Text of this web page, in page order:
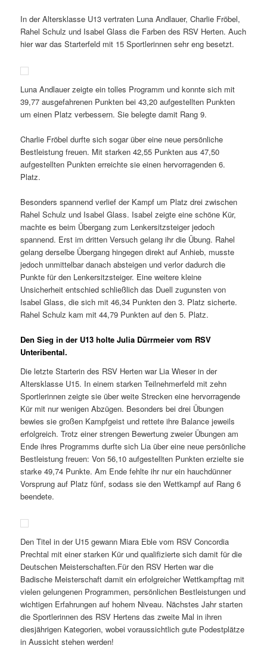
In der Altersklasse U13 vertraten Luna Andlauer, Charlie Fröbel,
Rahel Schulz und Isabel Glass die Farben des RSV Herten. Auch
hier war das Starterfeld mit 15 Sportlerinnen sehr eng besetzt.
Luna Andlauer zeigte ein tolles Programm und konnte sich mit
39,77 ausgefahrenen Punkten bei 43,20 aufgestellten Punkten
um einen Platz verbessern. Sie belegte damit Rang 9.
Charlie Fröbel durfte sich sogar über eine neue persönliche
Bestleistung freuen. Mit starken 42,55 Punkten aus 47,50
aufgestellten Punkten erreichte sie einen hervorragenden 6.
Platz.
Besonders spannend verlief der Kampf um Platz drei zwischen
Rahel Schulz und Isabel Glass. Isabel zeigte eine schöne Kür,
machte es beim Übergang zum Lenkersitzsteiger jedoch
spannend. Erst im dritten Versuch gelang ihr die Übung. Rahel
gelang derselbe Übergang hingegen direkt auf Anhieb, musste
jedoch unmittelbar danach absteigen und verlor dadurch die
Punkte für den Lenkersitzsteiger. Eine weitere kleine
Unsicherheit entschied schließlich das Duell zugunsten von
Isabel Glass, die sich mit 46,34 Punkten den 3. Platz sicherte.
Rahel Schulz kam mit 44,79 Punkten auf den 5. Platz.
Den Sieg in der U13 holte Julia Dürrmeier vom RSV
Unteribental.
Die letzte Starterin des RSV Herten war Lia Wieser in der
Altersklasse U15. In einem starken Teilnehmerfeld mit zehn
Sportlerinnen zeigte sie über weite Strecken eine hervorragende
Kür mit nur wenigen Abzügen. Besonders bei drei Übungen
bewies sie großen Kampfgeist und rettete ihre Balance jeweils
erfolgreich. Trotz einer strengen Bewertung zweier Übungen am
Ende ihres Programms durfte sich Lia über eine neue persönliche
Bestleistung freuen: Von 56,10 aufgestellten Punkten erzielte sie
starke 49,74 Punkte. Am Ende fehlte ihr nur ein hauchdünner
Vorsprung auf Platz fünf, sodass sie den Wettkampf auf Rang 6
beendete.
Den Titel in der U15 gewann Miara Eble vom RSV Concordia
Prechtal mit einer starken Kür und qualifizierte sich damit für die
Deutschen Meisterschaften.Für den RSV Herten war die
Badische Meisterschaft damit ein erfolgreicher Wettkampftag mit
vielen gelungenen Programmen, persönlichen Bestleistungen und
wichtigen Erfahrungen auf hohem Niveau. Nächstes Jahr starten
die Sportlerinnen des RSV Hertens das zweite Mal in ihren
diesjährigen Kategorien, wobei voraussichtlich gute Podestplätze
in Aussicht stehen werden!